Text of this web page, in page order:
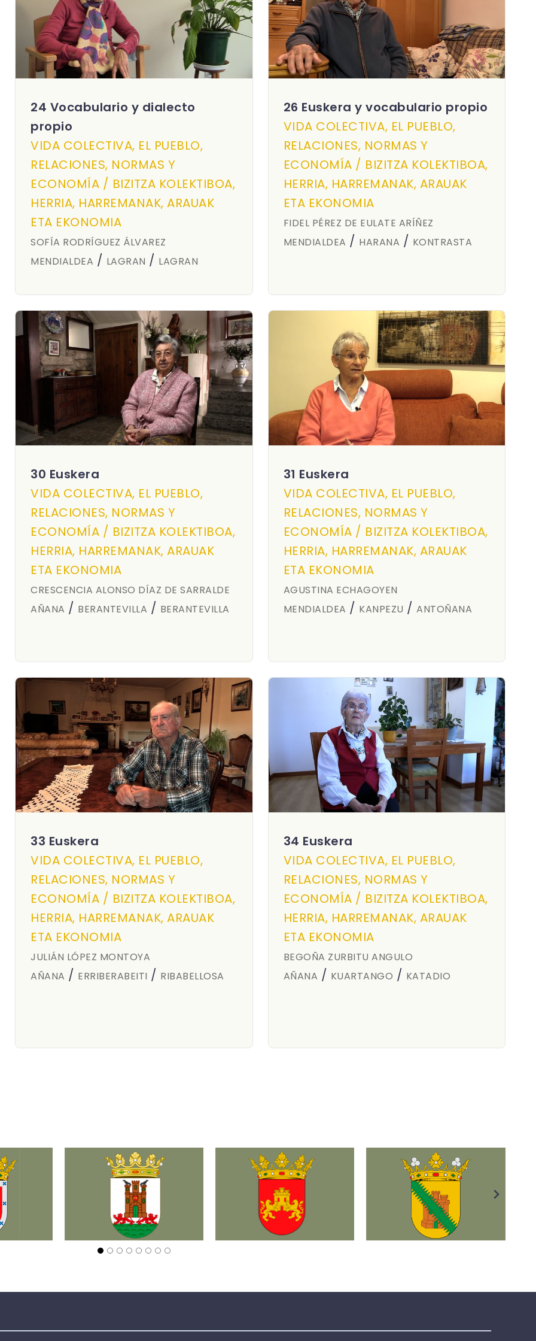
24 Vocabulario y dialecto
propio
VIDA COLECTIVA, EL PUEBLO,
RELACIONES, NORMAS Y
ECONOMÍA / BIZITZA KOLEKTIBOA,
HERRIA, HARREMANAK, ARAUAK
ETA EKONOMIA
SOFÍA RODRÍGUEZ ÁLVAREZ
MENDIALDEA / LAGRAN / LAGRAN
26 Euskera y vocabulario propio
VIDA COLECTIVA, EL PUEBLO,
RELACIONES, NORMAS Y
ECONOMÍA / BIZITZA KOLEKTIBOA,
HERRIA, HARREMANAK, ARAUAK
ETA EKONOMIA
FIDEL PÉREZ DE EULATE ARÍÑEZ
MENDIALDEA / HARANA / KONTRASTA
30 Euskera
VIDA COLECTIVA, EL PUEBLO,
RELACIONES, NORMAS Y
ECONOMÍA / BIZITZA KOLEKTIBOA,
HERRIA, HARREMANAK, ARAUAK
ETA EKONOMIA
CRESCENCIA ALONSO DÍAZ DE SARRALDE
AÑANA / BERANTEVILLA / BERANTEVILLA
31 Euskera
VIDA COLECTIVA, EL PUEBLO,
RELACIONES, NORMAS Y
ECONOMÍA / BIZITZA KOLEKTIBOA,
HERRIA, HARREMANAK, ARAUAK
ETA EKONOMIA
AGUSTINA ECHAGOYEN
MENDIALDEA / KANPEZU /ANTOÑANA
33 Euskera
VIDA COLECTIVA, EL PUEBLO,
RELACIONES, NORMAS Y
ECONOMÍA / BIZITZA KOLEKTIBOA,
HERRIA, HARREMANAK, ARAUAK
ETA EKONOMIA
JULIÁN LÓPEZ MONTOYA
AÑANA / ERRIBERABEITI / RIBABELLOSA
34 Euskera
VIDA COLECTIVA, EL PUEBLO,
RELACIONES, NORMAS Y
ECONOMÍA / BIZITZA KOLEKTIBOA,
HERRIA, HARREMANAK, ARAUAK
ETA EKONOMIA
BEGOÑA ZURBITU ANGULO
AÑANA / KUARTANGO / KATADIO